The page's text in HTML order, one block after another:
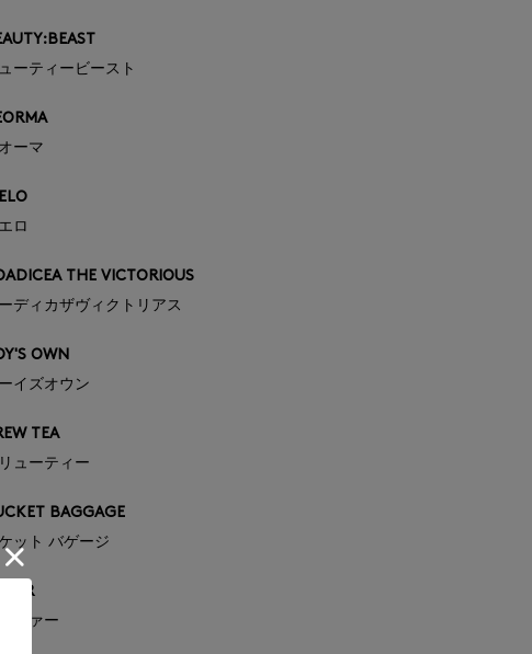
ーティービースト
ーマ
ロ
THE VICTORIOUS
ディカザヴィクトリアス
OWN
イズオウン
TEA
ューティー
BAGGAGE
ット バゲージ
FAR
イファー